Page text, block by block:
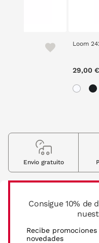
Loom
29,00 €
Consigue 10% de
Recibe
novedades
Envio gratuito